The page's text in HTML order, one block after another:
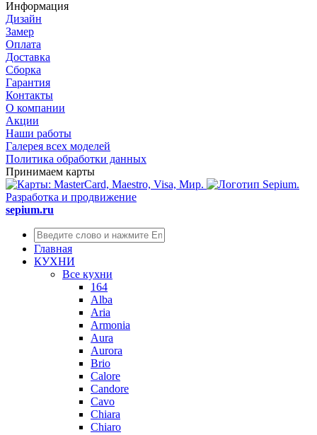
Информация
Дизайн
Замер
Оплата
Доставка
Сборка
Гарантия
Контакты
О компании
Акции
Наши работы
Галерея всех моделей
Политика обработки данных
Принимаем карты
Разработка и продвижение
sepium.ru
Главная
КУХНИ
Все кухни
164
Alba
Aria
Armonia
Aura
Aurora
Brio
Calore
Candore
Cavo
Chiara
Chiaro